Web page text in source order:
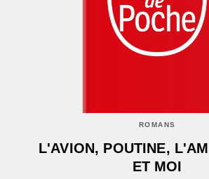
ROMANS
L'AVION, POUTINE,
ET MOI